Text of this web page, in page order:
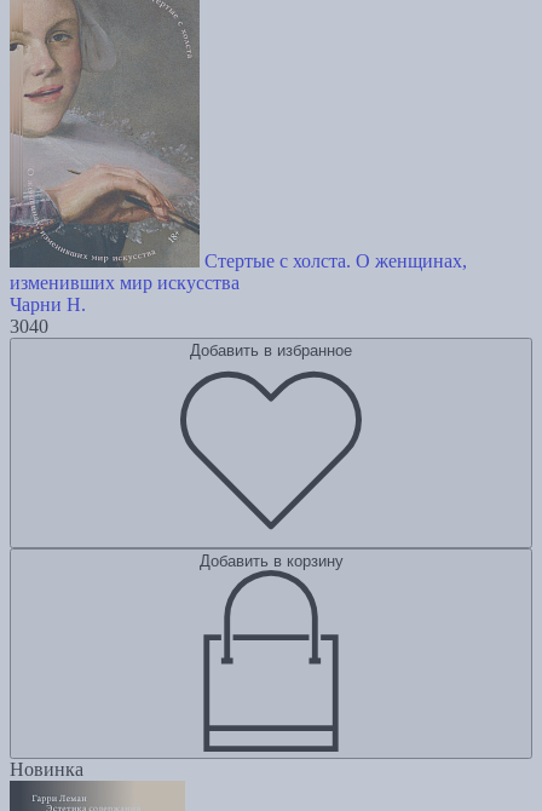
Стертые с холста. О женщинах,
изменивших мир искусства
Чарни Н.
3040
Добавить в избранное
Добавить в корзину
Новинка